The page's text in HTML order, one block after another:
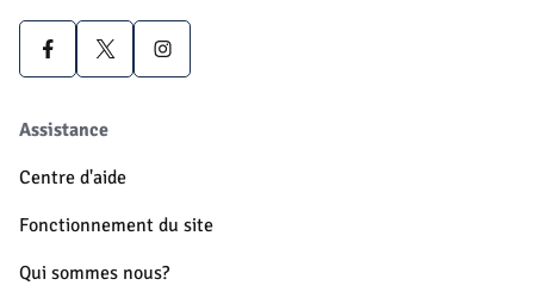
Assistance
Centre d'aide
Fonctionnement du site
Qui sommes nous?